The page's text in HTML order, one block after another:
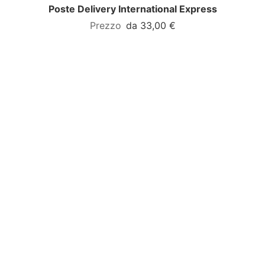
Poste Delivery International Express
da 33,00 €